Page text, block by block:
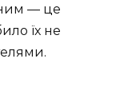
— це
їх не